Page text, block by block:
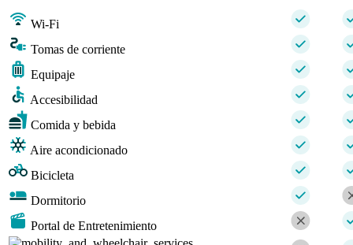
Wi-Fi
Tomas de corriente
Equipaje
Accesibilidad
Comida y bebida
Aire acondicionado
Bicicleta
Dormitorio
Portal de Entretenimiento